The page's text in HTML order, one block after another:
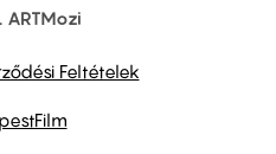
Feltételek